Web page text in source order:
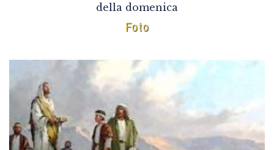
della domenica
Foto